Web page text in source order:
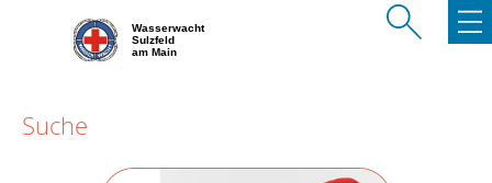
Wasserwacht
Sulzfeld
am Main
Suche